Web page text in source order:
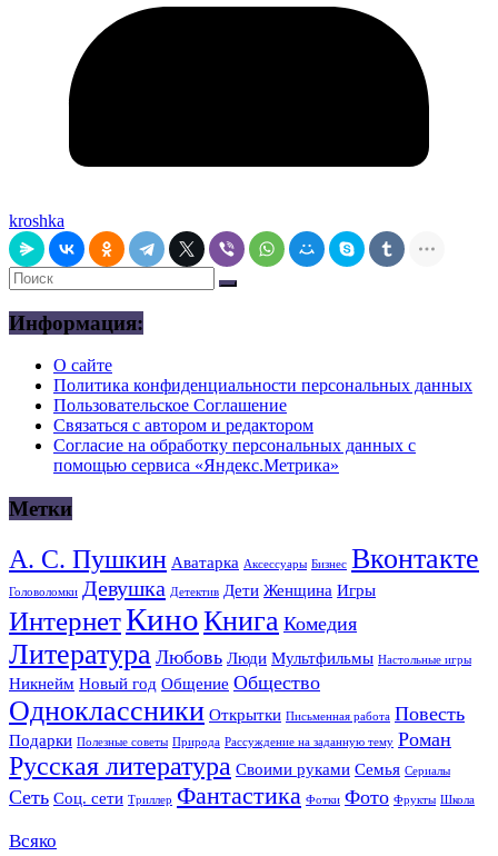
kroshka
Информация:
О сайте
Политика конфиденциальности персональных данных
Пользовательское Соглашение
Связаться с автором и редактором
Согласие на обработку персональных данных с
помощью сервиса «Яндекс.Метрика»
Метки
А. С. Пушкин Аватарка Аксессуары Бизнес Вконтакте
Головоломки Девушка Детектив Дети Женщина Игры
ИнтернетКиноКнига Комедия
Литература Любовь Люди Мультфильмы Настольные игры
Никнейм Новый год Общение Общество
Одноклассники Открытки Письменная работа Повесть
Подарки Полезные советы Природа Рассуждение на заданную тему Роман
Русская литература Своими руками Семья Сериалы
Сеть Соц. сети Триллер Фантастика Фотки Фото Фрукты Школа
Всяко